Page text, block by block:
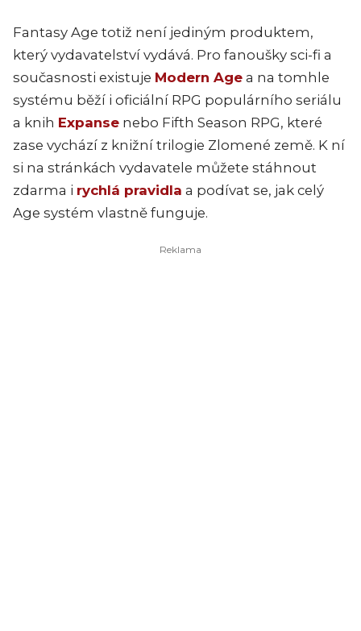
Fantasy Age totiž není jediným produktem,
který vydavatelství vydává. Pro fanoušky sci-fi a
současnosti existuje Modern Age a na tomhle
systému běží i oficiální RPG populárního seriálu
a knih Expanse nebo Fifth Season RPG, které
zase vychází z knižní trilogie Zlomené země. K ní
si na stránkách vydavatele můžete stáhnout
zdarma i rychlá pravidla a podívat se, jak celý
Age systém vlastně funguje.